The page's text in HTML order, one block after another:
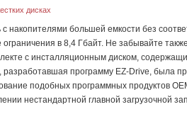
дисках
большей емкости без
в 8,4 Гбайт. Не забывайте
с инсталляционным диском,
программу EZ-Drive, была
подобных программных продуктов
нестандартной главной загрузочной